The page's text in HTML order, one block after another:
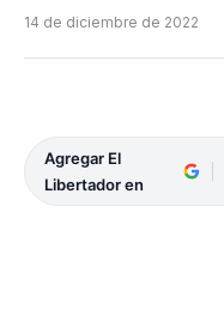
14 de diciembre de 2022
Agregar El
Libertador en